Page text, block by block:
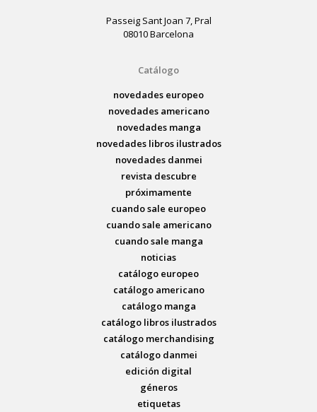
Passeig Sant Joan 7, Pral
08010 Barcelona
Catálogo
novedades europeo
novedades americano
novedades manga
novedades libros ilustrados
novedades danmei
revista descubre
próximamente
cuando sale europeo
cuando sale americano
cuando sale manga
noticias
catálogo europeo
catálogo americano
catálogo manga
catálogo libros ilustrados
catálogo merchandising
catálogo danmei
edición digital
géneros
etiquetas